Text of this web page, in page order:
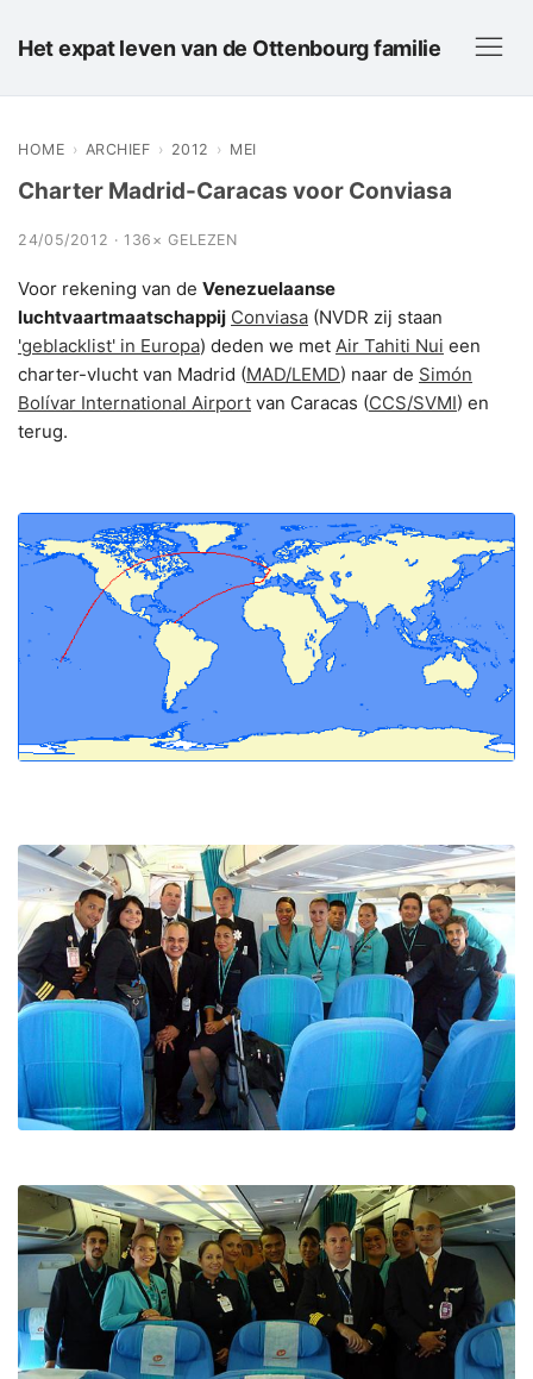
Het expat leven van de Ottenbourg familie
HOME › ARCHIEF › 2012 › MEI
Charter Madrid-Caracas voor Conviasa
24/05/2012 · 136× GELEZEN
Voor rekening van de Venezuelaanse
luchtvaartmaatschappij Conviasa (NVDR zij staan
'geblacklist' in Europa) deden we met Air Tahiti Nui een
charter-vlucht van Madrid (MAD/LEMD) naar de Simón
Bolívar International Airport van Caracas (CCS/SVMI) en
terug.